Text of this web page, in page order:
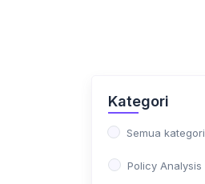
Kategori
Semua kategori
Policy Analysis